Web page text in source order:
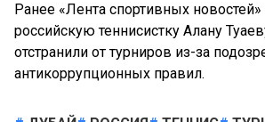
Ранее «Лента спортивных новостей»
российскую теннисистку Алану
отстранили от турниров из-за
антикоррупционных правил.